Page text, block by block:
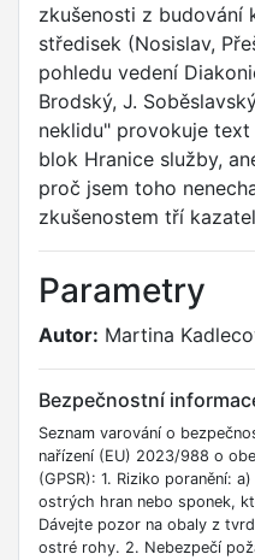
zkušenosti z budování
středisek (Nosislav,
pohledu vedení
Brodský, J.
neklidu" provokuje text
blok Hranice služby,
proč jsem toho
zkušenostem tří
Parametry
Autor: Martina
Bezpečnostní
Seznam varování o
nařízení (EU) 2023/988 o
(GPSR): 1. Riziko poranění:
ostrých hran nebo sponek,
Dávejte pozor na obaly z
ostré rohy. 2. Nebezpečí